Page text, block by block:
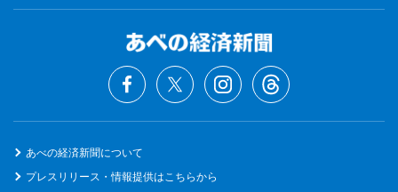
あべの経済新聞について
プレスリリース・情報提供はこちらから